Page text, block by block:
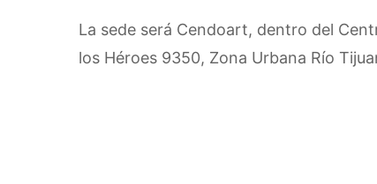
La sede será Cendoart, dentro del
los Héroes 9350, Zona Urbana Río